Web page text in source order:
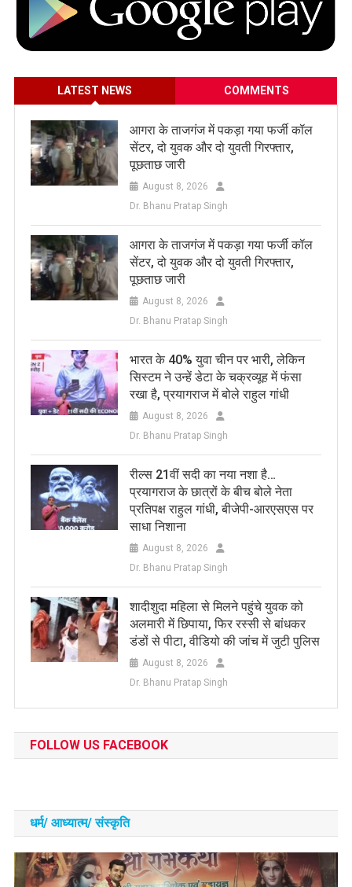
LATEST NEWS COMMENTS
आगरा के ताजगंज में पकड़ा गया फर्जी कॉल
सेंटर, दो युवक और दो युवती गिरफ्तार,
पूछताछ जारी
August 8, 2026
Dr. Bhanu Pratap Singh
आगरा के ताजगंज में पकड़ा गया फर्जी कॉल
सेंटर, दो युवक और दो युवती गिरफ्तार,
पूछताछ जारी
August 8, 2026
Dr. Bhanu Pratap Singh
भारत के 40% युवा चीन पर भारी, लेकिन
सिस्टम ने उन्हें डेटा के चक्रव्यूह में फंसा
रखा है, प्रयागराज में बोले राहुल गांधी
August 8, 2026
Dr. Bhanu Pratap Singh
रील्स 21वीं सदी का नया नशा है…
प्रयागराज के छात्रों के बीच बोले नेता
प्रतिपक्ष राहुल गांधी, बीजेपी-आरएसएस पर
साधा निशाना
August 8, 2026
Dr. Bhanu Pratap Singh
शादीशुदा महिला से मिलने पहुंचे युवक को
अलमारी में छिपाया, फिर रस्सी से बांधकर
डंडों से पीटा, वीडियो की जांच में जुटी पुलिस
August 8, 2026
Dr. Bhanu Pratap Singh
FOLLOW US FACEBOOK
धर्म/ आध्‍यात्‍म/ संस्‍कृति